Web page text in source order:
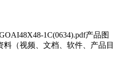
1C(0634).pdf产品图
（视频、文档、软件、产品目